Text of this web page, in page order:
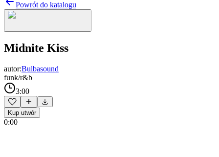
Powrót do katalogu
Midnite Kiss
autor:Bulbasound
funk/r&b
3:00
Kup utwór
0:00